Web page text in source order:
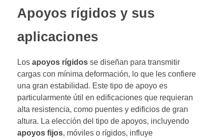
Apoyos rígidos y sus
aplicaciones
Los apoyos rígidos se diseñan para transmitir
cargas con mínima deformación, lo que les confiere
una gran estabilidad. Este tipo de apoyo es
particularmente útil en edificaciones que requieran
alta resistencia, como puentes y edificios de gran
altura. La elección del tipo de apoyos, incluyendo
apoyos fijos, móviles o rígidos, influye